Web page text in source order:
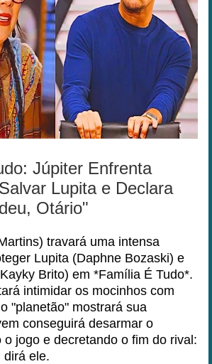
Júpiter Enfrenta
Lupita e Declara
Otário"
travará uma intensa
Lupita (Daphne Bozaski) e
Brito) em *Família É Tudo*.
intimidar os mocinhos com
"planetão" mostrará sua
conseguirá desarmar o
o jogo e decretando o fim do rival:
dirá ele.